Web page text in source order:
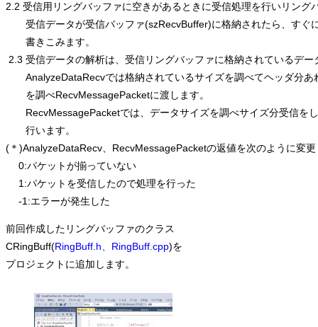
2.2 受信用リングバッファに空きがあるときに受信処理を行いリング
受信データが受信バッファ(szRecvBuffer)に格納されたら、すぐ
書きこみます。
2.3 受信データの解析は、受信リングバッファに格納されているデー
AnalyzeDataRecvでは格納されているサイズを調べてヘッダ分あ
を調べRecvMessagePacketに渡します。
RecvMessagePacketでは、データサイズを調べサイズ分受信を
行います。
(＊)AnalyzeDataRecv、RecvMessagePacketの返値を次のように変
0:パケットが揃っていない
1:パケットを受信したので処理を行った
-1:エラーが発生した
前回作成したリングバッファのクラス
CRingBuff(RingBuff.h、RingBuff.cpp)を
プロジェクトに追加します。